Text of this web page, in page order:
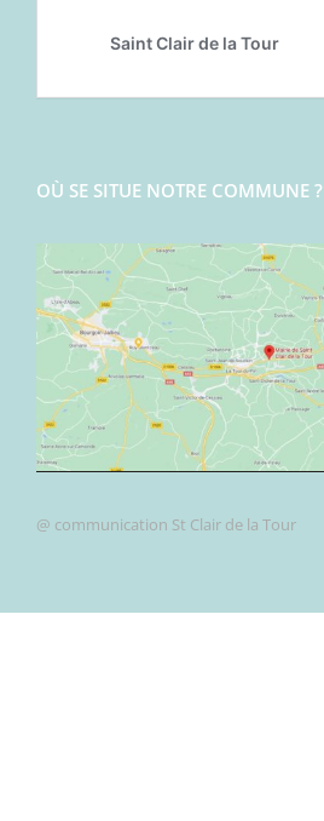
OÙ SE SITUE NOTRE COMMUNE ?
@ communication St Clair de la Tour